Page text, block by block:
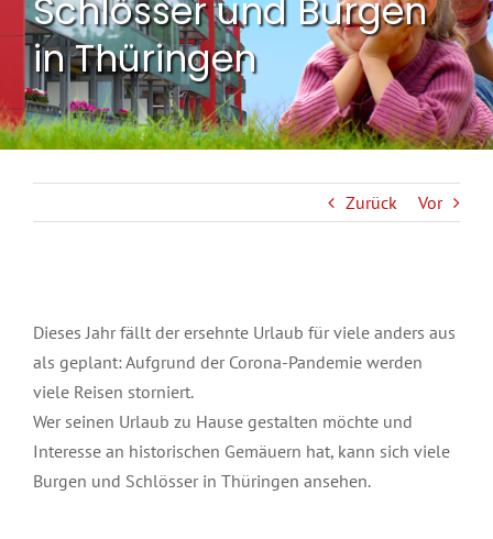
Schlösser und Burgen
in Thüringen
Zurück Vor
Dieses Jahr fällt der ersehnte Urlaub für viele anders aus
als geplant: Aufgrund der Corona-Pandemie werden
viele Reisen storniert.
Wer seinen Urlaub zu Hause gestalten möchte und
Interesse an historischen Gemäuern hat, kann sich viele
Burgen und Schlösser in Thüringen ansehen.